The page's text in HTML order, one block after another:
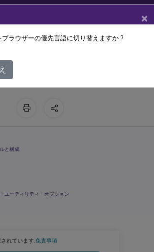
管理 Workspace Environment Management 2103
れています.免責事項
と構成
ユーティリティ・オプション
×
ラウザーの優先言語に切り替えますか ?